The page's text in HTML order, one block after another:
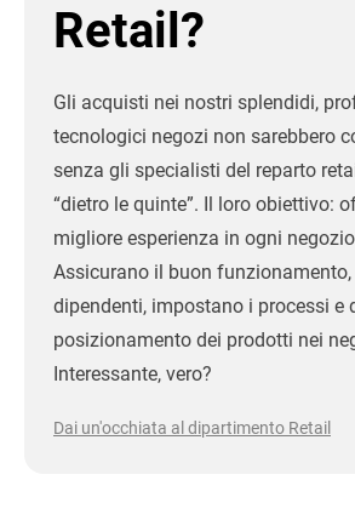
Retail?
Gli acquisti nei nostri splendidi,
tecnologici negozi non sarebbero
senza gli specialisti del reparto
“dietro le quinte”. Il loro obiettivo:
migliore esperienza in ogni
Assicurano il buon
dipendenti, impostano i processi e
posizionamento dei prodotti nei
Interessante, vero?
Dai un'occhiata al dipartimento Retail